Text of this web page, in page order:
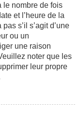
le nombre de fois
et l’heure de la
s’il s’agit d’une
ou un
une raison
noter que les
leur propre